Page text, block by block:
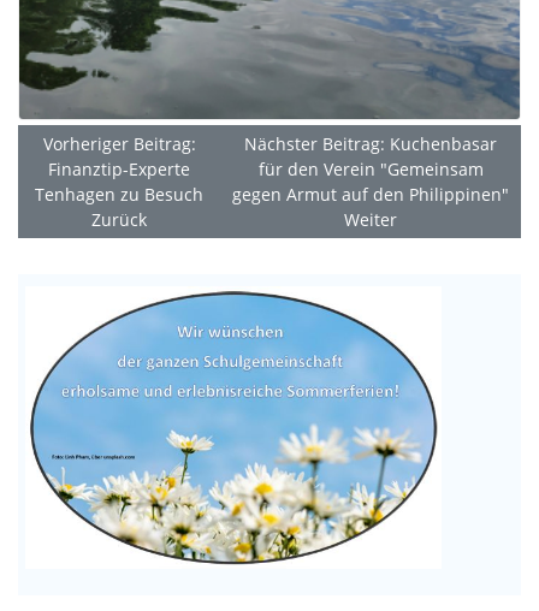
Vorheriger Beitrag:
Finanztip-Experte
Tenhagen zu Besuch
Zurück
Nächster Beitrag: Kuchenbasar
für den Verein "Gemeinsam
gegen Armut auf den Philippinen"
Weiter